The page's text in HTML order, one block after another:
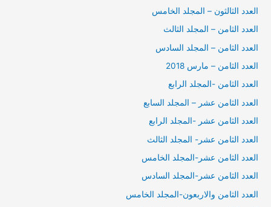
العدد الثالثون – المجلد الخامس
العدد الثامن – المجلد الثالث
العدد الثامن – المجلد السادس
العدد الثامن – مارس 2018
العدد الثامن -المجلد الرابع
العدد الثامن عشر – المجلد السابع
العدد الثامن عشر -المجلد الرابع
العدد الثامن عشر- المجلد الثالث
العدد الثامن عشر-المجلد الخامس
العدد الثامن عشر-المجلد السادس
العدد الثامن والاربعون-المجلد الخامس